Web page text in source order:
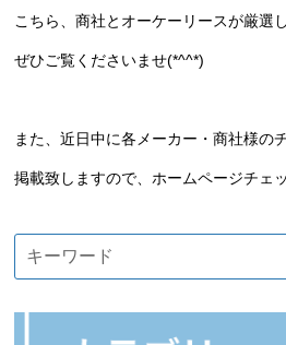
こちら、商社とオーケーリースが厳選
ぜひご覧くださいませ(*^^*)
また、近日中に各メーカー・商社様の
掲載致しますので、ホームページチェ